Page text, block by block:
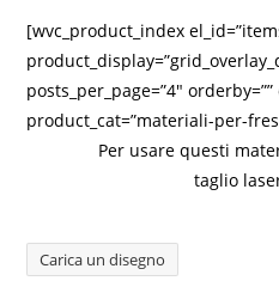
[wvc_product_index
posts_per_page=”4″
product_cat=”materiali-per-
Per usare questi
taglio
Carica un disegno